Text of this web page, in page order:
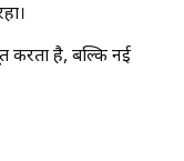
करता है, बल्कि नई